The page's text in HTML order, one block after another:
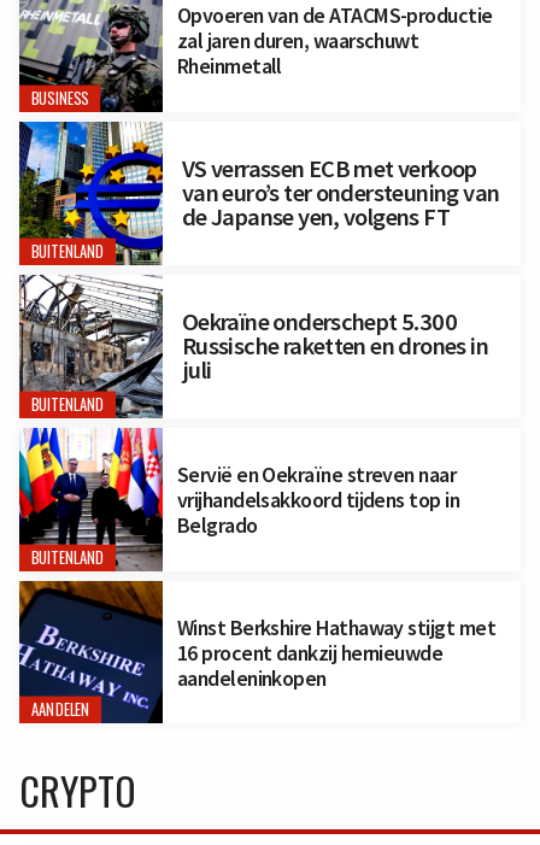
BUSINESS
Opvoeren van de ATACMS-productie
zal jaren duren, waarschuwt
Rheinmetall
BUITENLAND
VS verrassen ECB met verkoop
van euro’s ter ondersteuning van
de Japanse yen, volgens FT
BUITENLAND
Oekraïne onderschept 5.300
Russische raketten en drones in
juli
BUITENLAND
Servië en Oekraïne streven naar
vrijhandelsakkoord tijdens top in
Belgrado
AANDELEN
Winst Berkshire Hathaway stijgt met
16 procent dankzij hernieuwde
aandeleninkopen
CRYPTO